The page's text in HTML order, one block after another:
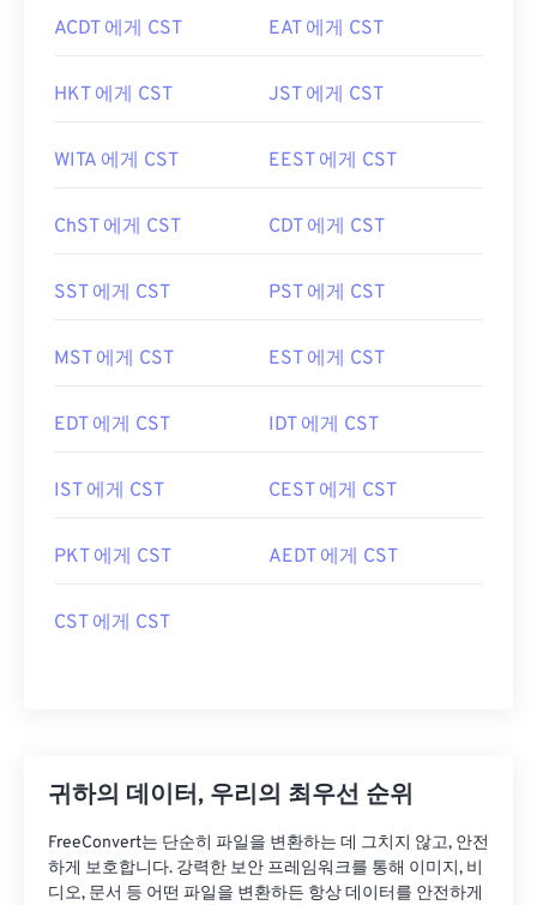
ACDT 에게 CST EAT 에게 CST
HKT 에게 CST JST 에게 CST
WITA 에게 CST EEST 에게 CST
ChST 에게 CST CDT 에게 CST
SST 에게 CST PST 에게 CST
MST 에게 CST EST 에게 CST
EDT 에게 CST IDT 에게 CST
IST 에게 CST CEST 에게 CST
PKT 에게 CST AEDT 에게 CST
CST 에게 CST
귀하의 데이터, 우리의 최우선 순위
FreeConvert는 단순히 파일을 변환하는 데 그치지 않고, 안전
하게 보호합니다. 강력한 보안 프레임워크를 통해 이미지, 비
디오, 문서 등 어떤 파일을 변환하든 항상 데이터를 안전하게